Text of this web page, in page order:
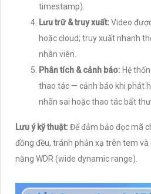
timestamp).
Lưu trữ & truy xuất: Video
hoặc cloud; truy xuất nhanh
nhân viên.
Phân tích & cảnh báo: Hệ
thao tác — cảnh báo khi phát
nhãn sai hoặc thao tác bất
Lưu ý kỹ thuật: Để đảm bảo đọc mã
đồng đều, tránh phản xạ trên tem
năng WDR (wide dynamic range).